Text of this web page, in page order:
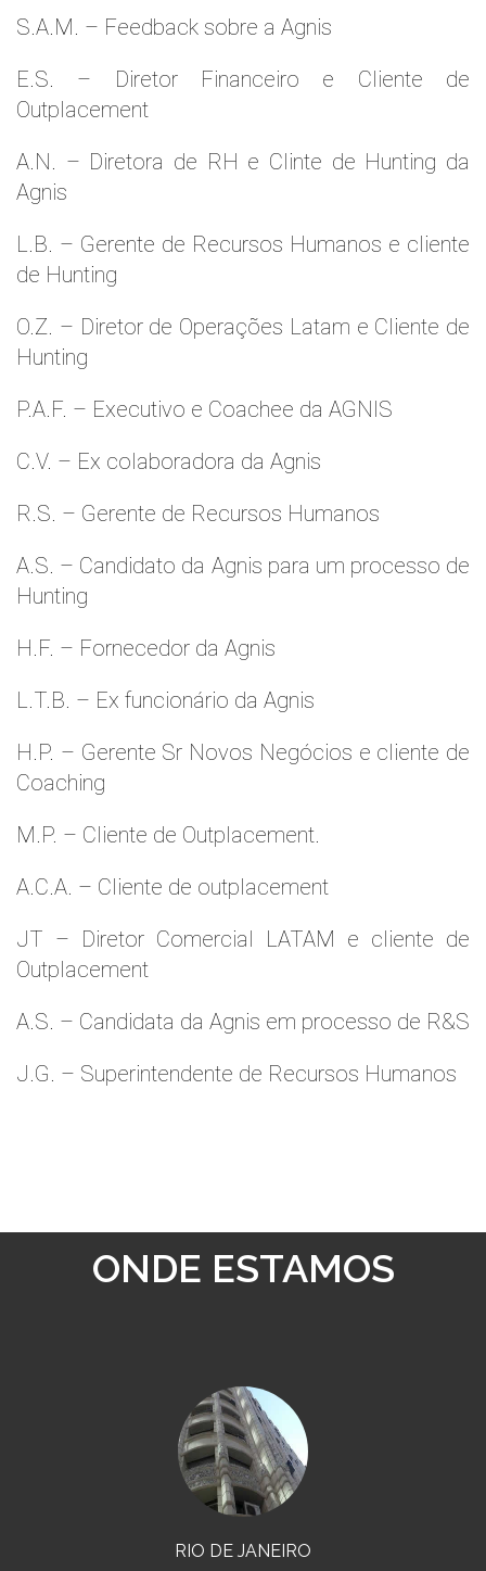
S.A.M. – Feedback sobre a Agnis
E.S. – Diretor Financeiro e Cliente de
Outplacement
A.N. – Diretora de RH e Clinte de Hunting da
Agnis
L.B. – Gerente de Recursos Humanos e cliente
de Hunting
O.Z. – Diretor de Operações Latam e Cliente de
Hunting
P.A.F. – Executivo e Coachee da AGNIS
C.V. – Ex colaboradora da Agnis
R.S. – Gerente de Recursos Humanos
A.S. – Candidato da Agnis para um processo de
Hunting
H.F. – Fornecedor da Agnis
L.T.B. – Ex funcionário da Agnis
H.P. – Gerente Sr Novos Negócios e cliente de
Coaching
M.P. – Cliente de Outplacement.
A.C.A. – Cliente de outplacement
JT – Diretor Comercial LATAM e cliente de
Outplacement
A.S. – Candidata da Agnis em processo de R&S
J.G. – Superintendente de Recursos Humanos
ONDE ESTAMOS
RIO DE JANEIRO